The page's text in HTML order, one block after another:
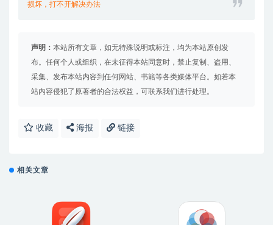
损坏，打不开解决办法
声明： 本站所有文章，如无特殊说明或标注，均为本站原创发
布。任何个人或组织，在未征得本站同意时，禁止复制、盗用、
采集、发布本站内容到任何网站、书籍等各类媒体平台。如若本
站内容侵犯了原著者的合法权益，可联系我们进行处理。
收藏 海报 链接
相关文章